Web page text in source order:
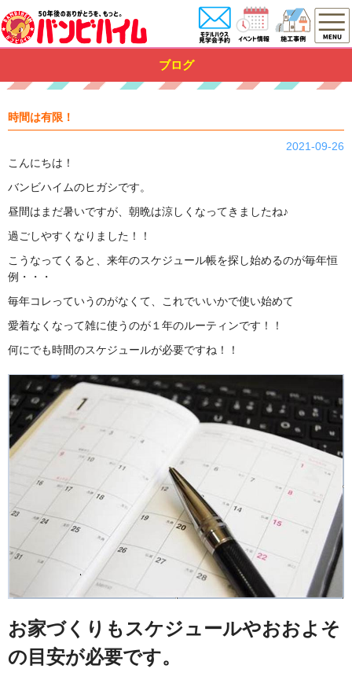
ブログ
時間は有限！
2021-09-26
こんにちは！
バンビハイムのヒガシです。
昼間はまだ暑いですが、朝晩は涼しくなってきましたね♪
過ごしやすくなりました！！
こうなってくると、来年のスケジュール帳を探し始めるのが毎年恒
例・・・
毎年コレっていうのがなくて、これでいいかで使い始めて
愛着なくなって雑に使うのが１年のルーティンです！！
何にでも時間のスケジュールが必要ですね！！
お家づくりもスケジュールやおおよそ
の目安が必要です。